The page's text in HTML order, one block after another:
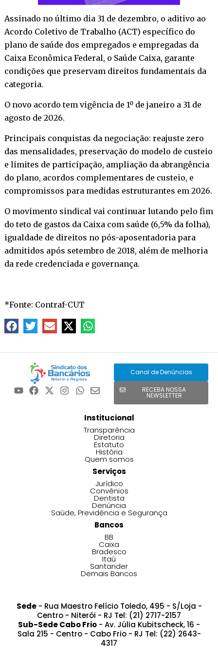
Assinado no último dia 31 de dezembro, o aditivo ao
Acordo Coletivo de Trabalho (ACT) específico do
plano de saúde dos empregados e empregadas da
Caixa Econômica Federal, o Saúde Caixa, garante
condições que preservam direitos fundamentais da
categoria.
O novo acordo tem vigência de 1º de janeiro a 31 de
agosto de 2026.
Principais conquistas da negociação: reajuste zero
das mensalidades, preservação do modelo de custeio
e limites de participação, ampliação da abrangência
do plano, acordos complementares de custeio, e
compromissos para medidas estruturantes em 2026.
O movimento sindical vai continuar lutando pelo fim
do teto de gastos da Caixa com saúde (6,5% da folha),
igualdade de direitos no pós-aposentadoria para
admitidos após setembro de 2018, além de melhoria
da rede credenciada e governança.
*Fonte: Contraf-CUT
Canal de Denúncias
RECEBA NOSSA
NEWSLETTER
Institucional
Transparência
Diretoria
Estatuto
História
Quem somos
Serviços
Jurídico
Convênios
Dentista
Denúncia
Saúde, Previdência e Segurança
Bancos
BB
Caixa
Bradesco
Itaú
Santander
Demais Bancos
Sede- Rua Maestro Felício Toledo, 495 - S/Loja -
Centro - Niterói - RJ Tel: (21) 2717-2157
Sub-Sede Cabo Frio - Av. Júlia Kubitscheck, 16 -
Sala 215 - Centro - Cabo Frio - RJ Tel: (22) 2643-
4317